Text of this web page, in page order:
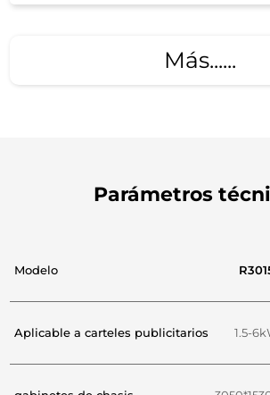
Más......
Parámetros
Modelo
Aplicable a carteles publicitarios 1.5-